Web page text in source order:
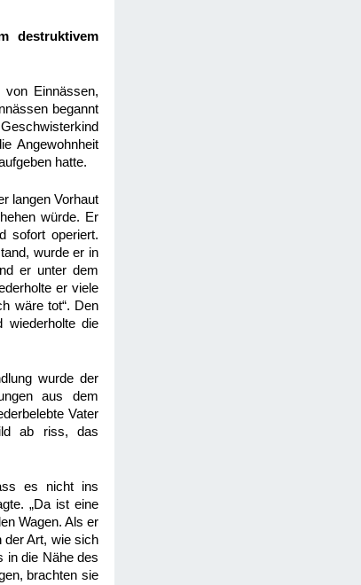
destruktivem
Einnässen,
begannt
Angewohnheit
hatte.
langen Vorhaut
würde. Er
sofort operiert.
wurde er in
er unter dem
er viele
wäre tot“. Den
wiederholte die
wurde der
aus dem
Vater
ab riss, das
es nicht ins
„Da ist eine
Wagen. Als er
der Art, wie sich
in die Nähe des
brachten sie